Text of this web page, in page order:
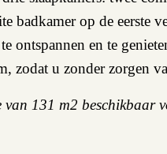
badkamer op de eerste
ontspannen en te
zodat u zonder zorgen
van 131 m2 beschikbaar